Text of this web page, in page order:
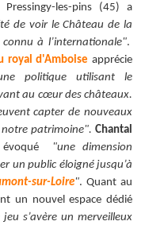
Pressingy-les-pins (45) a
de voir le Château de la
à l’internationale".
royal d'Amboise apprécie
politique utilisant le
au cœur des châteaux.
capter de nouveaux
notre patrimoine". Chantal
évoqué
"une dimension
un public éloigné jusqu’à
sur-Loire". Quant au
un nouvel espace dédié
s’avère un merveilleux